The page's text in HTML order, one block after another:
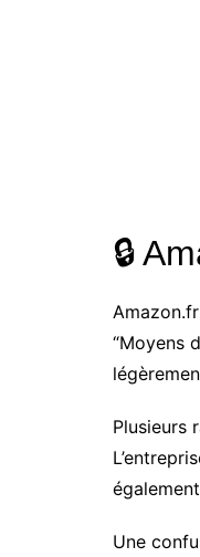
🔒
“Moyens
Plusieurs
Une